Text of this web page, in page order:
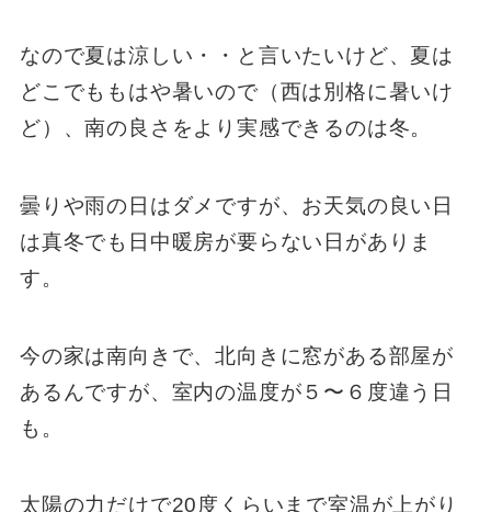
なので夏は涼しい・・と言いたいけど、夏は
どこでももはや暑いので（西は別格に暑いけ
ど）、南の良さをより実感できるのは冬。
曇りや雨の日はダメですが、お天気の良い日
は真冬でも日中暖房が要らない日がありま
す。
今の家は南向きで、北向きに窓がある部屋が
あるんですが、室内の温度が５〜６度違う日
も。
太陽の力だけで20度くらいまで室温が上がり